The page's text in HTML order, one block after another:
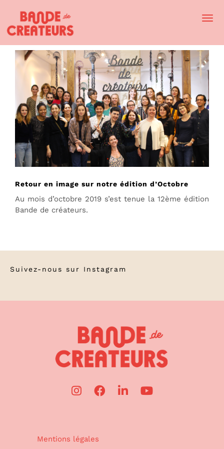
Retour en image sur notre édition d’Octobre
Au mois d’octobre 2019 s’est tenue la 12ème édition
Bande de créateurs.
Suivez-nous sur Instagram
Mentions légales